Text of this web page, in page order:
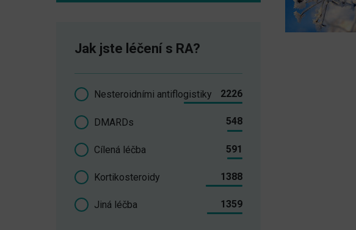
Jak jste léčení s RA?
Nesteroidními antiflogistiky 2226
DMARDs 548
Cílená léčba 591
Kortikosteroidy 1388
Jiná léčba 1359